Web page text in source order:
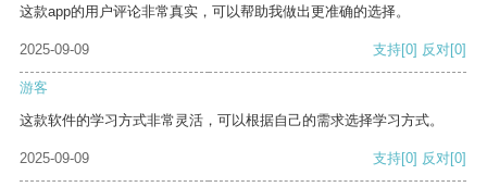
这款app的用户评论非常真实，可以帮助我做出更准确的选择。
2025-09-09 支持[0] 反对[0]
游客
这款软件的学习方式非常灵活，可以根据自己的需求选择学习方式。
2025-09-09 支持[0] 反对[0]